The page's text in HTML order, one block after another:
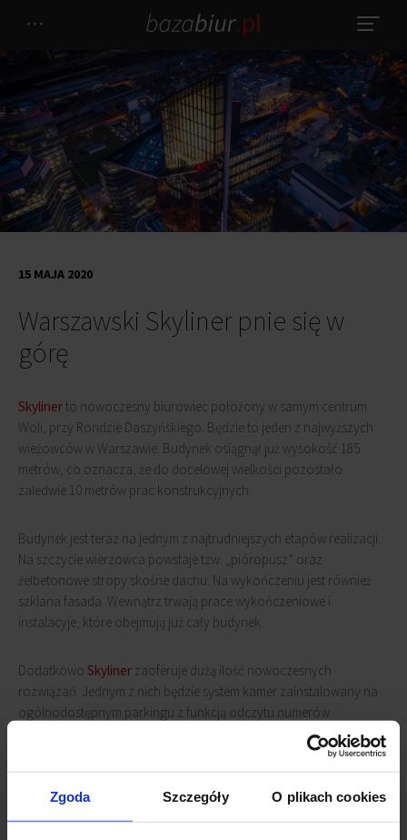
Zgoda Szczegóły O plikach cookies
Warszawski Skyliner pnie się w
górę
15 MAJA 2020
Skylinerto nowoczesny biurowiec położony w samym centrum
Woli, przy Rondzie Daszyńskiego. Będzie to jeden z najwyższych
wieżowców w Warszawie. Budynek osiągnął już wysokość 185
metrów, co oznacza, że do docelowej wielkości pozostało
zaledwie 10 metrów prac konstrukcyjnych.
Budynek jest teraz na jednym z najtrudniejszych etapów realizacji.
Na szczycie wierzowca powstaje tzw. „pióropusz” oraz
żelbetonowe stropy skośne dachu. Na wykończeniu jest również
szklana fasada. Wewnątrz trwają prace wykończeniowe i
instalacyje, które obejmują już cały budynek.
Dodatkowo Skyliner zaoferuje dużą ilość nowoczesnych
rozwiązań. Jednym z nich będzie system kamer zainstalowany na
ogólnodostępnym parkingu z funkcją odczytu numerów
rejestracyjnych samochodów. Usprawni to ruch pojazdów.
Płatność za parking również będzie można zrealizować online,
poprzez aplikacje.
W rezultacieSkylinerzaoferuje 45 443 mkw powierzchni biurowej